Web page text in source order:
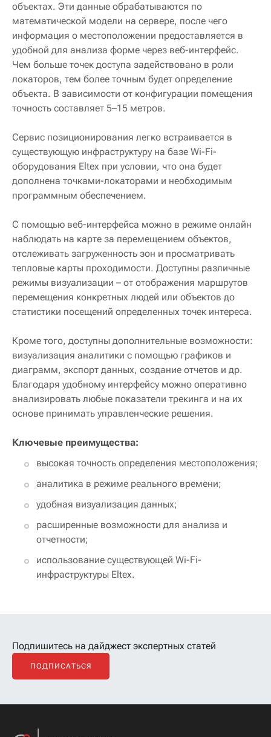
объектах. Эти данные обрабатываются по
математической модели на сервере, после чего
информация о местоположении предоставляется в
удобной для анализа форме через веб-интерфейс.
Чем больше точек доступа задействовано в роли
локаторов, тем более точным будет определение
объекта. В зависимости от конфигурации помещения
точность составляет 5–15 метров.
Сервис позиционирования легко встраивается в
существующую инфраструктуру на базе Wi-Fi-
оборудования Eltex при условии, что она будет
дополнена точками-локаторами и необходимым
программным обеспечением.
С помощью веб-интерфейса можно в режиме онлайн
наблюдать на карте за перемещением объектов,
отслеживать загруженность зон и просматривать
тепловые карты проходимости. Доступны различные
режимы визуализации – от отображения маршрутов
перемещения конкретных людей или объектов до
статистики посещений определенных точек интереса.
Кроме того, доступны дополнительные возможности:
визуализация аналитики с помощью графиков и
диаграмм, экспорт данных, создание отчетов и др.
Благодаря удобному интерфейсу можно оперативно
анализировать любые показатели трекинга и на их
основе принимать управленческие решения.
Ключевые преимущества:
высокая точность определения местоположения;
аналитика в режиме реального времени;
удобная визуализация данных;
расширенные возможности для анализа и
отчетности;
использование существующей Wi-Fi-
инфраструктуры Eltex.
Подпишитесь на дайджест экспертных статей
ПОДПИСАТЬСЯ